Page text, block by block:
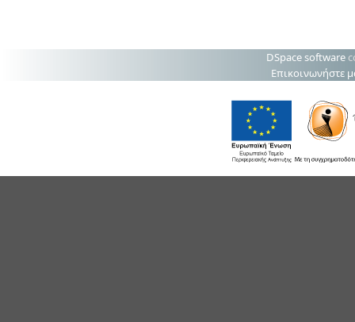
DSpace software
Επικοινωνήστε